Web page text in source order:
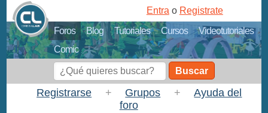
Foros Blog Tutoriales Cursos
Videotutoriales
Comic
Entra o Registrate
Buscar
Registrarse + Grupos +
Ayuda del
foro